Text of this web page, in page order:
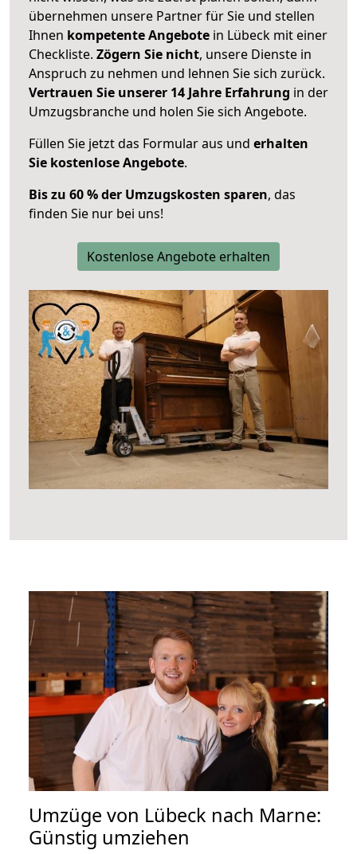
übernehmen unsere Partner für Sie und stellen
Ihnen kompetente Angebote in Lübeck mit einer
Checkliste. Zögern Sie nicht, unsere Dienste in
Anspruch zu nehmen und lehnen Sie sich zurück.
Vertrauen Sie unserer 14 Jahre Erfahrung in der
Umzugsbranche und holen Sie sich Angebote.
Füllen Sie jetzt das Formular aus und erhalten
Sie kostenlose Angebote.
Bis zu 60 % der Umzugskosten sparen, das
finden Sie nur bei uns!
Kostenlose Angebote erhalten
Umzüge von Lübeck nach Marne:
Günstig umziehen